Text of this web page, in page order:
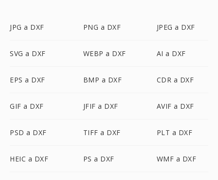
JPG a DXF PNG a DXF JPEG a DXF
SVG a DXF WEBP a DXF AI a DXF
EPS a DXF BMP a DXF CDR a DXF
GIF a DXF JFIF a DXF AVIF a DXF
PSD a DXF TIFF a DXF PLT a DXF
HEIC a DXF PS a DXF WMF a DXF